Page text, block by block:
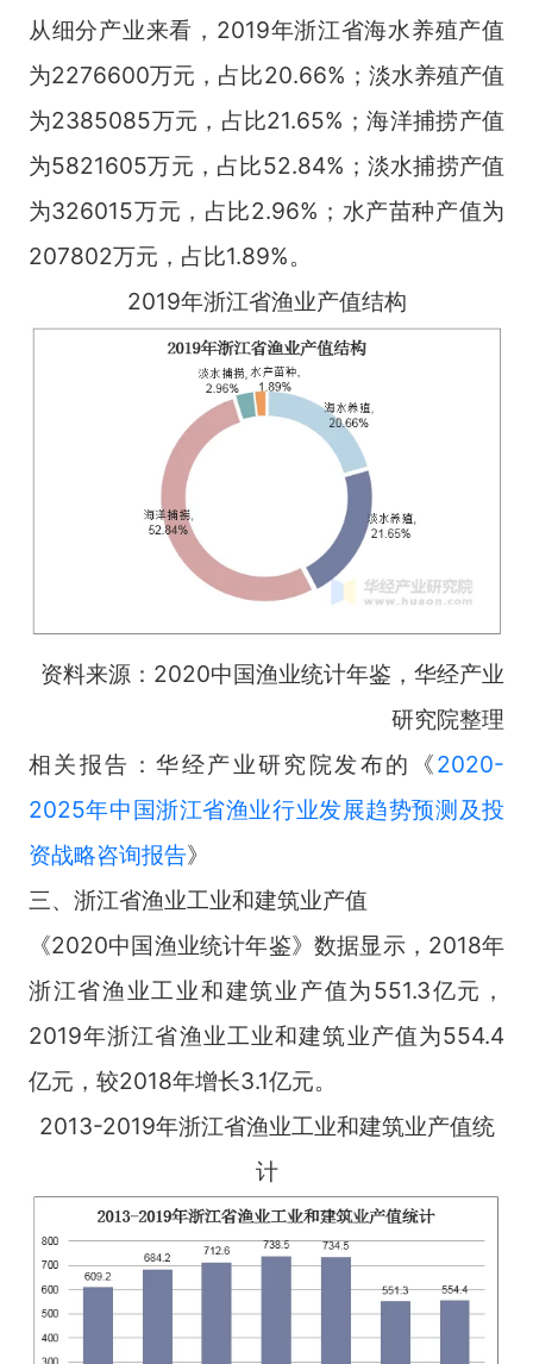
从细分产业来看，2019年浙江省海水养殖产值
为2276600万元，占比20.66%；淡水养殖产值
为2385085万元，占比21.65%；海洋捕捞产值
为5821605万元，占比52.84%；淡水捕捞产值
为326015万元，占比2.96%；水产苗种产值为
207802万元，占比1.89%。
2019年浙江省渔业产值结构
资料来源：2020中国渔业统计年鉴，华经产业
研究院整理
相关报告：华经产业研究院发布的《2020-
2025年中国浙江省渔业行业发展趋势预测及投
资战略咨询报告》
三、浙江省渔业工业和建筑业产值
《2020中国渔业统计年鉴》数据显示，2018年
浙江省渔业工业和建筑业产值为551.3亿元，
2019年浙江省渔业工业和建筑业产值为554.4
亿元，较2018年增长3.1亿元。
2013-2019年浙江省渔业工业和建筑业产值统
计